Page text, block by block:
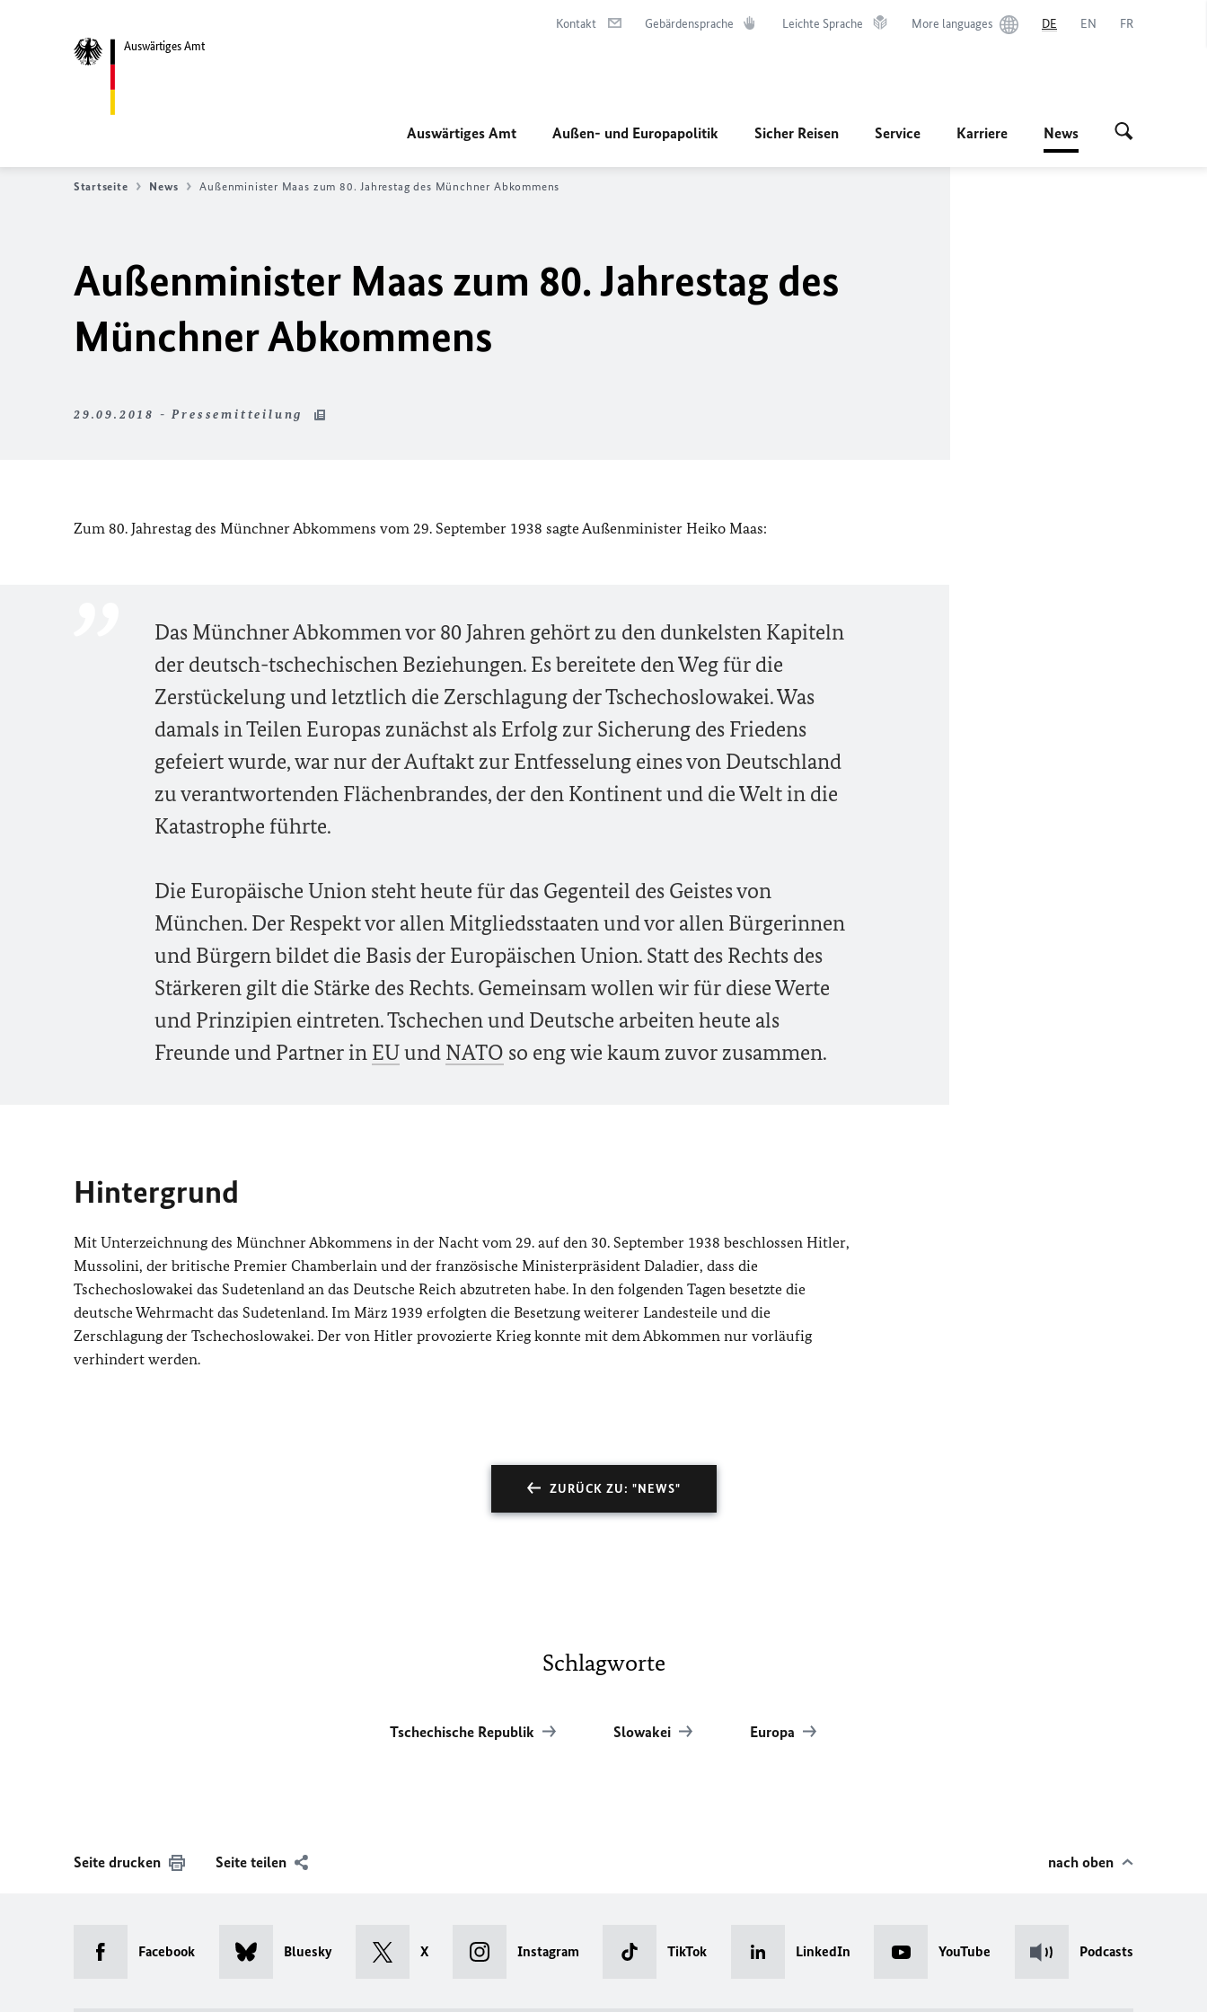
Auswärtiges Amt
Kontakt Gebärdensprache Leichte Sprache More languages DE EN FR
Auswärtiges Amt Außen- und Europapolitik Sicher Reisen Service Karriere News
Startseite News Außenminister Maas zum 80. Jahrestag des Münchner Abkommens
Außenminister Maas zum 80. Jahrestag des
Münchner Abkommens
29.09.2018 - Pressemitteilung
Zum 80. Jahrestag des Münchner Abkommens vom 29. September 1938 sagte Außenminister Heiko Maas:
Das Münchner Abkommen vor 80 Jahren gehört zu den dunkelsten Kapiteln
der deutsch-tschechischen Beziehungen. Es bereitete den Weg für die
Zerstückelung und letztlich die Zerschlagung der Tschechoslowakei. Was
damals in Teilen Europas zunächst als Erfolg zur Sicherung des Friedens
gefeiert wurde, war nur der Auftakt zur Entfesselung eines von Deutschland
zu verantwortenden Flächenbrandes, der den Kontinent und die Welt in die
Katastrophe führte.
Die Europäische Union steht heute für das Gegenteil des Geistes von
München. Der Respekt vor allen Mitgliedsstaaten und vor allen Bürgerinnen
und Bürgern bildet die Basis der Europäischen Union. Statt des Rechts des
Stärkeren gilt die Stärke des Rechts. Gemeinsam wollen wir für diese Werte
und Prinzipien eintreten. Tschechen und Deutsche arbeiten heute als
Freunde und Partner in EUund NATO so eng wie kaum zuvor zusammen.
Hintergrund
Mit Unterzeichnung des Münchner Abkommens in der Nacht vom 29. auf den 30. September 1938 beschlossen Hitler,
Mussolini, der britische Premier Chamberlain und der französische Ministerpräsident Daladier, dass die
Tschechoslowakei das Sudetenland an das Deutsche Reich abzutreten habe. In den folgenden Tagen besetzte die
deutsche Wehrmacht das Sudetenland. Im März 1939 erfolgten die Besetzung weiterer Landesteile und die
Zerschlagung der Tschechoslowakei. Der von Hitler provozierte Krieg konnte mit dem Abkommen nur vorläufig
verhindert werden.
ZURÜCK ZU: "NEWS"
Schlagworte
Tschechische Republik Slowakei Europa
Seite drucken Seite teilen nach oben
Facebook Bluesky X Instagram TikTok LinkedIn YouTube Podcasts